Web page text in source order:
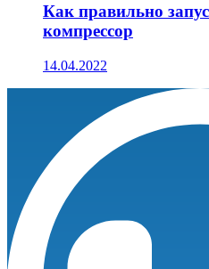
Как правильно
компрессор
14.04.2022